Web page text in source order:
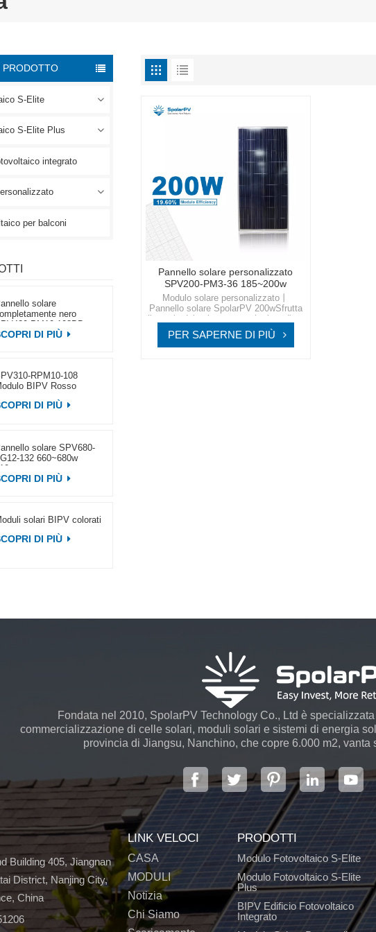
PRODOTTO
S-Elite
S-Elite Plus
integrato
per balconi
solare
nero
DI PIÙ
RPM10-108
BIPV Rosso
DI PIÙ
solare SPV680-
132 660~680w
DI PIÙ
solari BIPV colorati
DI PIÙ
Pannello solare personalizzato
SPV200-PM3-36 185~200w
Modulo solare personalizzato丨
Pannello solare SpolarPV 200wSfrutta
con le soluzioni solari all'avanguardia di
SpolarPV, progettate per efficienza e
affidabilità senza pari.
PER SAPERNE DI PIÙ
Fondata nel 2010, SpolarPV Technology Co., Ltd è
commercializzazione di celle solari, moduli solari e sistemi di energia
provincia di Jiangsu, Nanchino, che copre 6.000 m2, vanta
Building 405, Jiangnan
District, Nanjing City,
China
LINK VELOCI
CASA
MODULI
Notizia
Chi Siamo
PRODOTTI
Modulo Fotovoltaico S-Elite
Modulo Fotovoltaico S-Elite
Plus
BIPV Edificio Fotovoltaico
Integrato